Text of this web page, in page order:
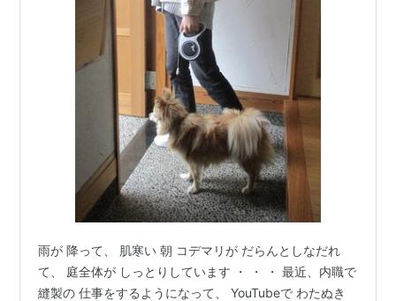
雨が 降って、 肌寒い 朝 コデマリが だらんとしなだれ
て、 庭全体が しっとりしています ・ ・ ・ 最近、内職で
縫製の 仕事をするようになって、 YouTubeで わたぬき